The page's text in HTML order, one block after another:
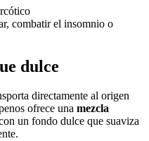
combatir el insomnio o
dulce
directamente al origen
ofrece una mezcla
un fondo dulce que suaviza